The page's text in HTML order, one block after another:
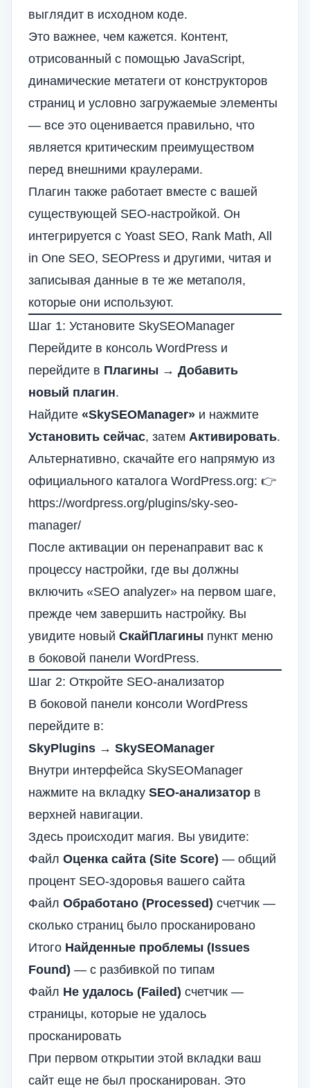
выглядит в исходном коде.
Это важнее, чем кажется. Контент,
отрисованный с помощью JavaScript,
динамические метатеги от конструкторов
страниц и условно загружаемые элементы
— все это оценивается правильно, что
является критическим преимуществом
перед внешними краулерами.
Плагин также работает вместе с вашей
существующей SEO-настройкой. Он
интегрируется с Yoast SEO, Rank Math, All
in One SEO, SEOPress и другими, читая и
записывая данные в те же метаполя,
которые они используют.
Шаг 1: Установите SkySEOManager
Перейдите в консоль WordPress и
перейдите в Плагины → Добавить
новый плагин.
Найдите «SkySEOManager» и нажмите
Установить сейчас, затем Активировать.
Альтернативно, скачайте его напрямую из
официального каталога WordPress.org: 👉
https://wordpress.org/plugins/sky-seo-
manager/
После активации он перенаправит вас к
процессу настройки, где вы должны
включить «SEO analyzer» на первом шаге,
прежде чем завершить настройку. Вы
увидите новый СкайПлагины пункт меню
в боковой панели WordPress.
Шаг 2: Откройте SEO-анализатор
В боковой панели консоли WordPress
перейдите в:
SkyPlugins → SkySEOManager
Внутри интерфейса SkySEOManager
нажмите на вкладку SEO-анализатор в
верхней навигации.
Здесь происходит магия. Вы увидите:
Файл Оценка сайта (Site Score) — общий
процент SEO-здоровья вашего сайта
Файл Обработано (Processed) счетчик —
сколько страниц было просканировано
Итого Найденные проблемы (Issues
Found) — с разбивкой по типам
Файл Не удалось (Failed) счетчик —
страницы, которые не удалось
просканировать
При первом открытии этой вкладки ваш
сайт еще не был просканирован. Это